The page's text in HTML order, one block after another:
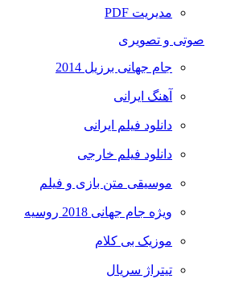
مدیریت PDF
صوتی و تصویری
جام جهانی برزیل 2014
آهنگ ایرانی
دانلود فیلم ایرانی
دانلود فیلم خارجی
موسیقی متن بازی و فیلم
ویژه جام جهانی 2018 روسیه
موزیک بی کلام
تیتراژ سریال